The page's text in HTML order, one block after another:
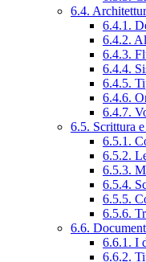
6.4.
6.4.1.
6.4.2.
6.4.3.
6.4.4.
6.4.5.
6.4.6.
6.4.7.
6.5. Scrittura
6.5.1.
6.5.2.
6.5.3.
6.5.4.
6.5.5.
6.5.6.
6.6.
6.6.1. I
6.6.2.